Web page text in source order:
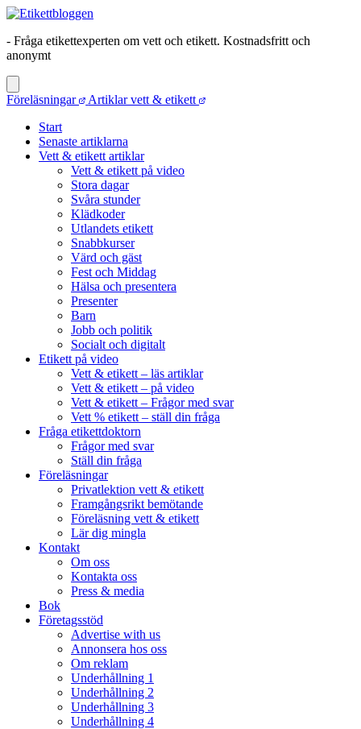
- Fråga etikettexperten om vett och etikett. Kostnadsfritt och
anonymt
Föreläsningar
Artiklar vett & etikett
Start
Senaste artiklarna
Vett & etikett artiklar
Vett & etikett på video
Stora dagar
Svåra stunder
Klädkoder
Utlandets etikett
Snabbkurser
Värd och gäst
Fest och Middag
Hälsa och presentera
Presenter
Barn
Jobb och politik
Socialt och digitalt
Etikett på video
Vett & etikett – läs artiklar
Vett & etikett – på video
Vett & etikett – Frågor med svar
Vett % etikett – ställ din fråga
Fråga etikettdoktorn
Frågor med svar
Ställ din fråga
Föreläsningar
Privatlektion vett & etikett
Framgångsrikt bemötande
Föreläsning vett & etikett
Lär dig mingla
Kontakt
Om oss
Kontakta oss
Press & media
Bok
Företagsstöd
Advertise with us
Annonsera hos oss
Om reklam
Underhållning 1
Underhållning 2
Underhållning 3
Underhållning 4